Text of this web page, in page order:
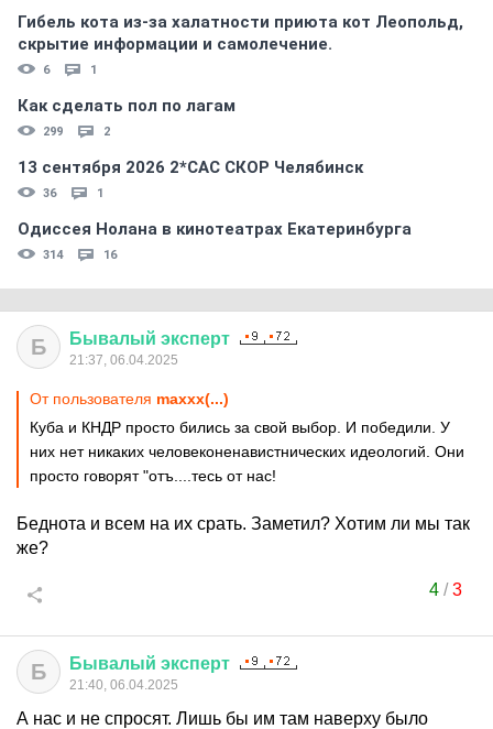
Гибель кота из-за халатности приюта кот Леопольд,
скрытиe информации и самолечение.
6 1
Как сделать пол по лагам
299 2
13 сентября 2026 2*CAC СКОР Челябинск
36 1
Одиссея Нолана в кинотеатрах Екатеринбурга
314 16
Б Бывалый эксперт
21:37, 06.04.2025
От пользователя maxxx(...)
Куба и КНДР просто бились за свой выбор. И победили. У
них нет никаких человеконенавистнических идеологий. Они
просто говорят "отъ....тесь от нас!
Беднота и всем на их срать. Заметил? Хотим ли мы так
же?
4/3
Б Бывалый эксперт
21:40, 06.04.2025
А нас и не спросят. Лишь бы им там наверху было